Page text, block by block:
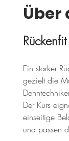
Über
Ein starker
gezielt die
Der Kurs
einseitige
und passen